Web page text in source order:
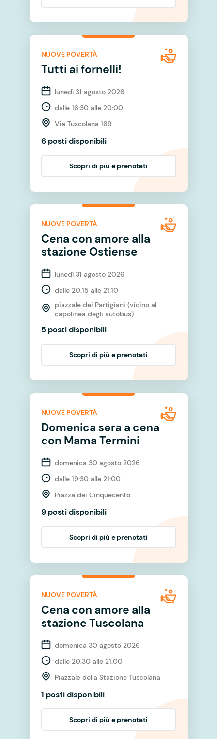
NUOVE POVERTÀ
Tutti ai fornelli!
lunedì 31 agosto 2026
dalle 16:30 alle 20:00
Via Tuscolana 169
6 posti disponibili
Scopri di più e prenotati
NUOVE POVERTÀ
Cena con amore alla
stazione Ostiense
lunedì 31 agosto 2026
dalle 20:15 alle 21:10
piazzale dei Partigiani (vicino al
capolinea degli autobus)
5 posti disponibili
Scopri di più e prenotati
NUOVE POVERTÀ
Domenica sera a cena
con Mama Termini
domenica 30 agosto 2026
dalle 19:30 alle 21:00
Piazza dei Cinquecento
9 posti disponibili
Scopri di più e prenotati
NUOVE POVERTÀ
Cena con amore alla
stazione Tuscolana
domenica 30 agosto 2026
dalle 20:30 alle 21:00
Piazzale della Stazione Tuscolana
1 posti disponibili
Scopri di più e prenotati